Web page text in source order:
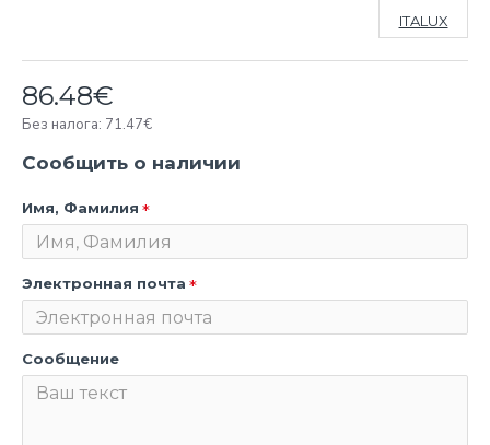
86.48€
Без налога: 71.47€
ITALUX
Сообщить о наличии
Имя, Фамилия
Электронная почта
Сообщение